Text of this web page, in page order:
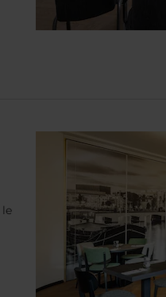
le